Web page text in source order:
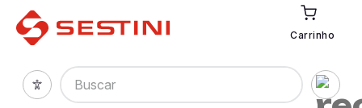
Carrinho
Buscar